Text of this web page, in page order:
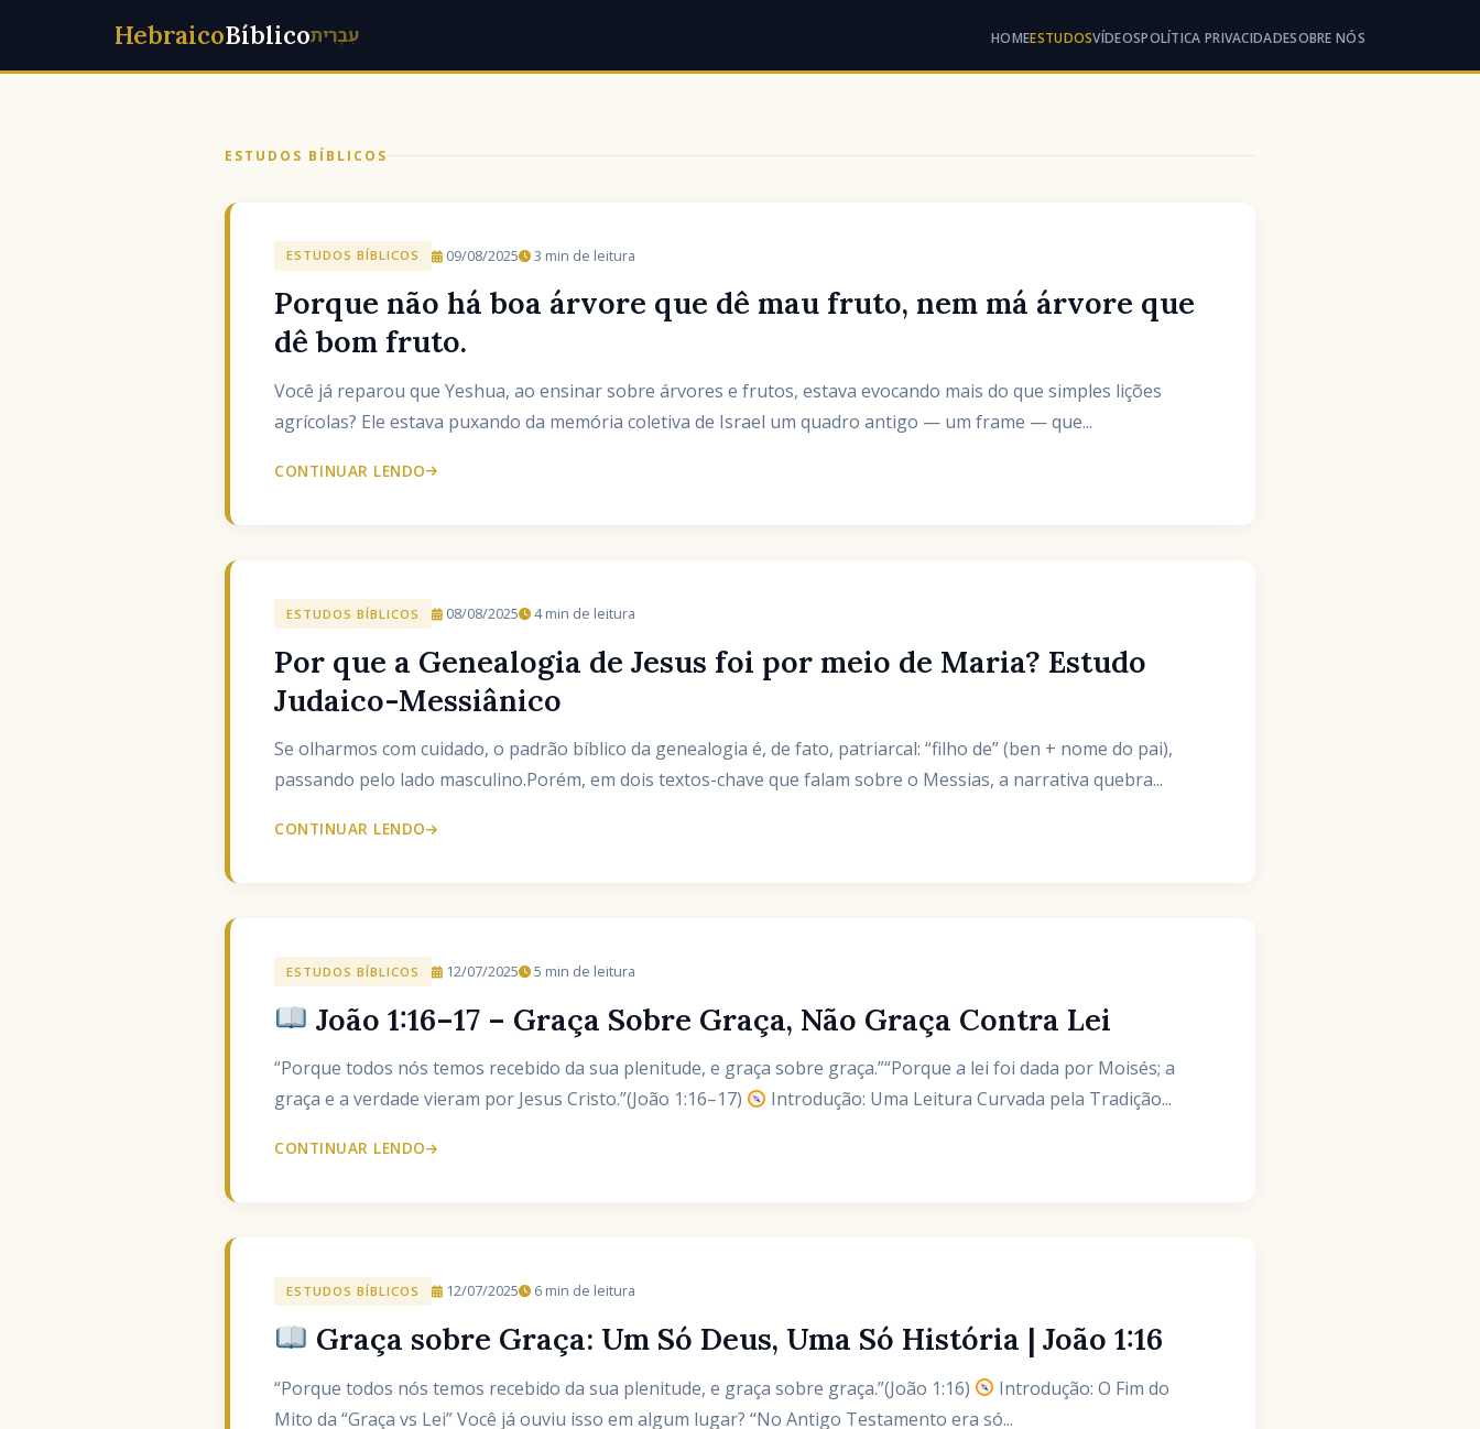
HebraicoBíblicoעִבְרִית HOMEESTUDOSVÍDEOSPOLÍTICA PRIVACIDADESOBRE NÓS
ESTUDOS BÍBLICOS
ESTUDOS BÍBLICOS 09/08/2025 3 min de leitura
Porque não há boa árvore que dê mau fruto, nem má árvore que
dê bom fruto.
Você já reparou que Yeshua, ao ensinar sobre árvores e frutos, estava evocando mais do que simples lições
agrícolas? Ele estava puxando da memória coletiva de Israel um quadro antigo — um frame — que...
CONTINUAR LENDO
ESTUDOS BÍBLICOS 08/08/2025 4 min de leitura
Por que a Genealogia de Jesus foi por meio de Maria? Estudo
Judaico-Messiânico
Se olharmos com cuidado, o padrão bíblico da genealogia é, de fato, patriarcal: “filho de” (ben + nome do pai),
passando pelo lado masculino.Porém, em dois textos-chave que falam sobre o Messias, a narrativa quebra...
CONTINUAR LENDO
ESTUDOS BÍBLICOS 12/07/2025 5 min de leitura
João 1:16–17 – Graça Sobre Graça, Não Graça Contra Lei
“Porque todos nós temos recebido da sua plenitude, e graça sobre graça.”“Porque a lei foi dada por Moisés; a
graça e a verdade vieram por Jesus Cristo.”(João 1:16–17)
Introdução: Uma Leitura Curvada pela Tradição...
CONTINUAR LENDO
ESTUDOS BÍBLICOS 12/07/2025 6 min de leitura
Graça sobre Graça: Um Só Deus, Uma Só História | João 1:16
“Porque todos nós temos recebido da sua plenitude, e graça sobre graça.”(João 1:16)
Introdução: O Fim do
Mito da “Graça vs Lei” Você já ouviu isso em algum lugar? “No Antigo Testamento era só...